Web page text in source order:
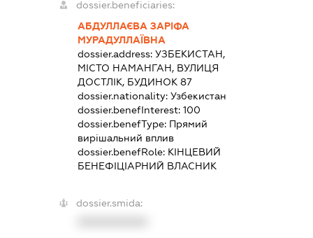
dossier.beneficiaries:
АБДУЛЛАЄВА ЗАРІФА
МУРАДУЛЛАЇВНА
dossier.address: УЗБЕКИСТАН,
МІСТО НАМАНГАН, ВУЛИЦЯ
ДОСТЛІК, БУДИНОК 87
dossier.nationality: Узбекистан
dossier.benefInterest: 100
dossier.benefType: Прямий
вирішальний вплив
dossier.benefRole: КІНЦЕВИЙ
БЕНЕФІЦІАРНИЙ ВЛАСНИК
dossier.smida: